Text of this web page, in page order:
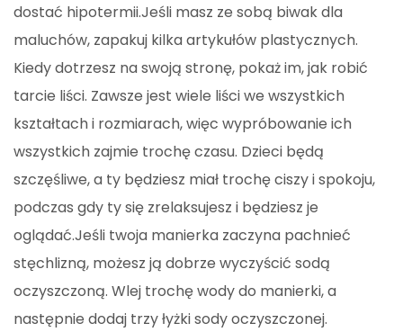
dostać hipotermii.Jeśli masz ze sobą biwak dla
maluchów, zapakuj kilka artykułów plastycznych.
Kiedy dotrzesz na swoją stronę, pokaż im, jak robić
tarcie liści. Zawsze jest wiele liści we wszystkich
kształtach i rozmiarach, więc wypróbowanie ich
wszystkich zajmie trochę czasu. Dzieci będą
szczęśliwe, a ty będziesz miał trochę ciszy i spokoju,
podczas gdy ty się zrelaksujesz i będziesz je
oglądać.Jeśli twoja manierka zaczyna pachnieć
stęchlizną, możesz ją dobrze wyczyścić sodą
oczyszczoną. Wlej trochę wody do manierki, a
następnie dodaj trzy łyżki sody oczyszczonej.